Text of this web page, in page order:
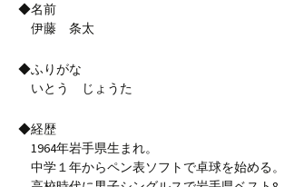
◆名前
伊藤 条太
◆ふりがな
いとう じょうた
◆経歴
1964年岩手県生まれ。
中学１年からペン表ソフトで卓球を始める。